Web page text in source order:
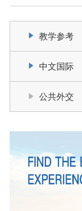
教学参考
中文国际
公共外交